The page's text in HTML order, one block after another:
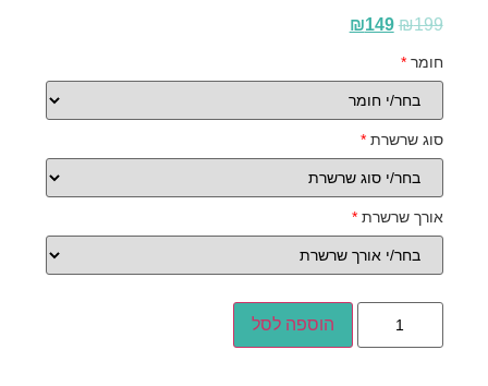
₪199
₪149
חומר*
סוג שרשרת*
אורך שרשרת*
הוספה לסל